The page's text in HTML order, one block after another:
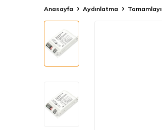
Anasayfa Aydınlatma